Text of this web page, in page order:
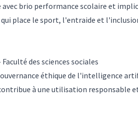
brio performance scolaire et
place le sport, l'entraide et
des sciences sociales
éthique de l'intelligence
à une utilisation responsable